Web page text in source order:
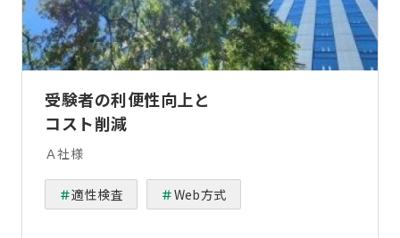
受験者の利便性向上と
コスト削減
Ａ社様
適性検査 Web方式